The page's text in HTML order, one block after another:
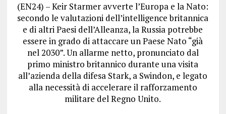
(EN24) – Keir Starmer avverte l’Europa e la Nato:
secondo le valutazioni dell’intelligence britannica
e di altri Paesi dell’Alleanza, la Russia potrebbe
essere in grado di attaccare un Paese Nato “già
nel 2030”. Un allarme netto, pronunciato dal
primo ministro britannico durante una visita
all’azienda della difesa Stark, a Swindon, e legato
alla necessità di accelerare il rafforzamento
militare del Regno Unito.